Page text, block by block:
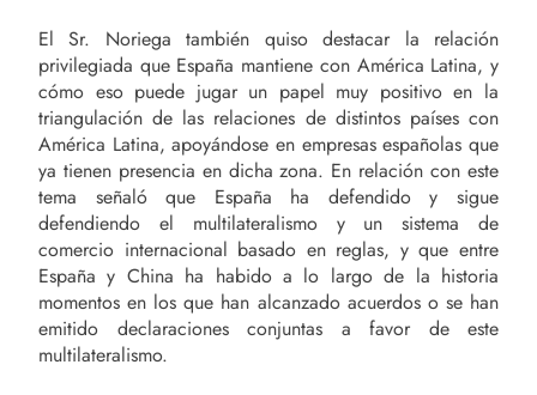
El Sr. Noriega también quiso destacar la relación
privilegiada que España mantiene con América Latina, y
cómo eso puede jugar un papel muy positivo en la
triangulación de las relaciones de distintos países con
América Latina, apoyándose en empresas españolas que
ya tienen presencia en dicha zona. En relación con este
tema señaló que España ha defendido y sigue
defendiendo el multilateralismo y un sistema de
comercio internacional basado en reglas, y que entre
España y China ha habido a lo largo de la historia
momentos en los que han alcanzado acuerdos o se han
emitido declaraciones conjuntas a favor de este
multilateralismo.